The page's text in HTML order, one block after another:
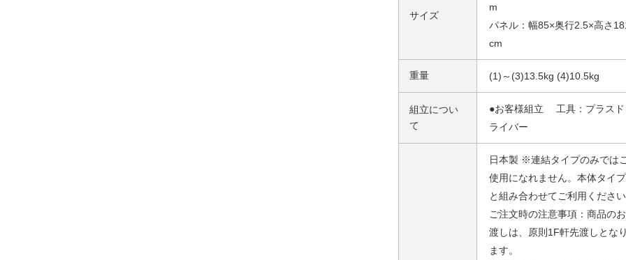
サイズ
m
パネル：幅85×奥行2.5×高さ
cm
重量 (1)～(3)13.5kg (4)10.5kg
組立につい
て
●お客様組立 工具：プラスド
ライバー
日本製 ※連結タイプのみでは
使用になれません。本体タイプ
と組み合わせてご利用ください.
ご注文時の注意事項：商品のお
渡しは、原則1F軒先渡しとなり
ます。